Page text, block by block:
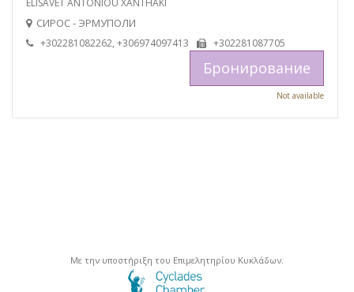
ELISAVET ANTONIOU XANTHAKI
СИРОС - ЭРМУПОЛИ
+302281082262, +306974097413 +302281087705
Бронирование
Not available
Με την υποστήριξη του Επιμελητηρίου Κυκλάδων.